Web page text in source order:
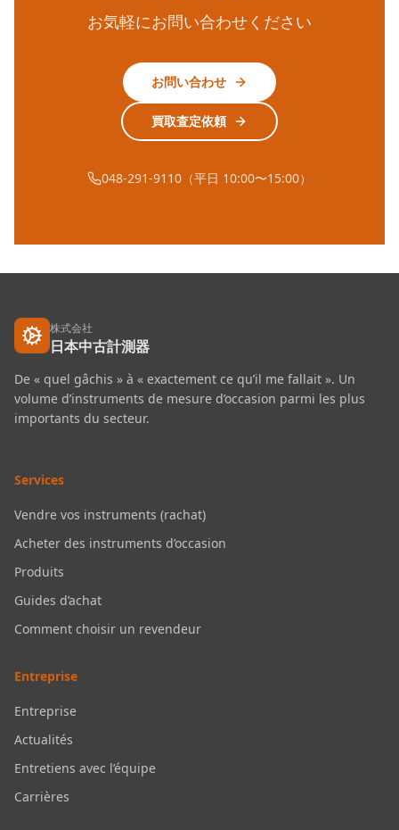
お気軽にお問い合わせください
お問い合わせ
買取査定依頼
048-291-9110（平日 10:00〜15:00）
株式会社
日本中古計測器
De « quel gâchis » à « exactement ce qu’il me fallait ». Un
volume d’instruments de mesure d’occasion parmi les plus
importants du secteur.
Services
Vendre vos instruments (rachat)
Acheter des instruments d’occasion
Produits
Guides d’achat
Comment choisir un revendeur
Entreprise
Entreprise
Actualités
Entretiens avec l’équipe
Carrières